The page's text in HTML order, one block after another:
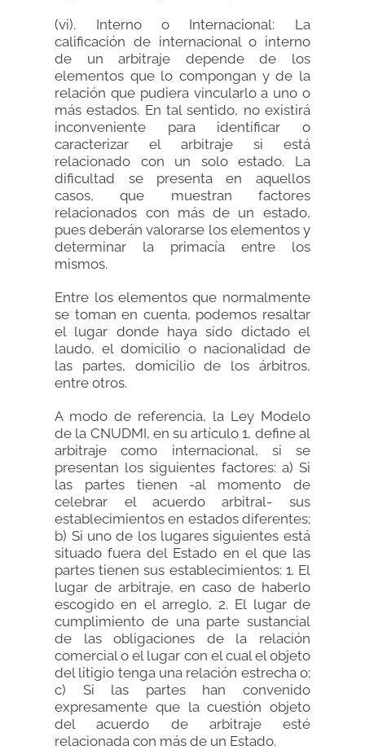
(vi). Interno o Internacional: La
calificación de internacional o interno
de un arbitraje depende de los
elementos que lo compongan y de la
relación que pudiera vincularlo a uno o
más estados. En tal sentido, no existirá
inconveniente para identificar o
caracterizar el arbitraje si está
relacionado con un solo estado. La
dificultad se presenta en aquellos
casos, que muestran factores
relacionados con más de un estado,
pues deberán valorarse los elementos y
determinar la primacía entre los
mismos.
Entre los elementos que normalmente
se toman en cuenta, podemos resaltar
el lugar donde haya sido dictado el
laudo, el domicilio o nacionalidad de
las partes, domicilio de los árbitros,
entre otros.
A modo de referencia, la Ley Modelo
de la CNUDMI, en su artículo 1, define al
arbitraje como internacional, si se
presentan los siguientes factores: a) Si
las partes tienen -al momento de
celebrar el acuerdo arbitral- sus
establecimientos en estados diferentes;
b) Si uno de los lugares siguientes está
situado fuera del Estado en el que las
partes tienen sus establecimientos: 1. El
lugar de arbitraje, en caso de haberlo
escogido en el arreglo, 2. El lugar de
cumplimiento de una parte sustancial
de las obligaciones de la relación
comercial o el lugar con el cual el objeto
del litigio tenga una relación estrecha o;
c) Si las partes han convenido
expresamente que la cuestión objeto
del acuerdo de arbitraje esté
relacionada con más de un Estado.